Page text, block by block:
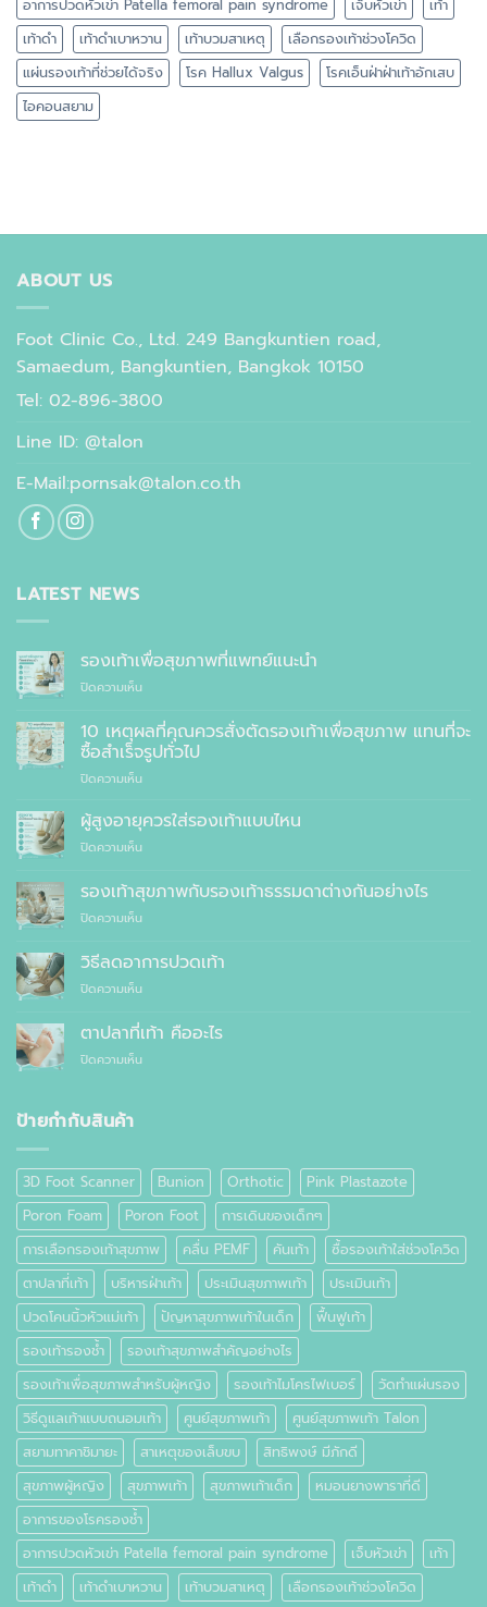
อาการปวดหัวเข่า Patella femoral pain syndrome
เจ็บหัวเข่า
เท้า
เท้าดำ
เท้าดำเบาหวาน เท้าบวมสาเหตุ
เลือกรองเท้าช่วงโควิด
แผ่นรองเท้าที่ช่วยได้จริง
โรค Hallux Valgus
โรคเอ็นฝ่าฝ่าเท้าอักเสบ
ไอคอนสยาม
ABOUT US
Foot Clinic Co., Ltd. 249 Bangkuntien road,
Samaedum, Bangkuntien, Bangkok 10150
Tel: 02-896-3800
Line ID: @talon
E-Mail:pornsak@talon.co.th
LATEST NEWS
รองเท้าเพื่อสุขภาพที่แพทย์แนะนำ
ปิดความเห็นบน
เพื่อ
สุขภาพ
ที่
แพทย์
10 เหตุผลที่คุณควรสั่งตัดรองเท้าเพื่อสุขภาพ แทนที่จะ
ซื้อสำเร็จรูปทั่วไป
ปิดความเห็นบน
เหตุผล
คุณ
สั่ง
ตัด
รองเท้า
สุขภาพ
สำเร็จรูป
ทั่วไป
ผู้สูงอายุควรใส่รองเท้าแบบไหน
ปิดความเห็นบน
สูง
อายุ
ควร
รองเท้า
ไหน
รองเท้าสุขภาพกับรองเท้าธรรมดาต่างกันอย่างไร
ปิดความเห็นบน
สุขภาพ
กับ
รองเท้า
ต่าง
อย่างไร
วิธีลดอาการปวดเท้า
ปิดความเห็นบน
ลด
อาการ
ปวด
ตาปลาที่เท้า คืออะไร
ปิดความเห็นบน
ป้ายกำกับสินค้า
3D Foot Scanner Bunion Orthotic
Pink Plastazote
Poron Foam
Poron Foot
การเดินของเด็กๆ
การเลือกรองเท้าสุขภาพ
คลื่น PEMF คันเท้า
ซื้อรองเท้าใส่ช่วงโควิด
ตาปลาที่เท้า
บริหารฝ่าเท้า ประเมินสุขภาพเท้า
ประเมินเท้า
ปวดโคนนิ้วหัวแม่เท้า
ปัญหาสุขภาพเท้าในเด็ก
ฟื้นฟูเท้า
รองเท้ารองช้ำ
รองเท้าสุขภาพสำคัญอย่างไร
รองเท้าเพื่อสุขภาพสำหรับผู้หญิง
รองเท้าไมโครไฟเบอร์
วัดทำแผ่นรอง
วิธีดูแลเท้าแบบถนอมเท้า
ศูนย์สุขภาพเท้า
ศูนย์สุขภาพเท้า Talon
สยามทาคาชิมายะ
สาเหตุของเล็บขบ
สิทธิพงษ์ มีภักดี
สุขภาพผู้หญิง
สุขภาพเท้า สุขภาพเท้าเด็ก
หมอนยางพาราที่ดี
อาการของโรครองช้ำ
อาการปวดหัวเข่า Patella femoral pain syndrome
เจ็บหัวเข่า
เท้า
เท้าดำ
เท้าดำเบาหวาน เท้าบวมสาเหตุ เลือกรองเท้าช่วงโควิด